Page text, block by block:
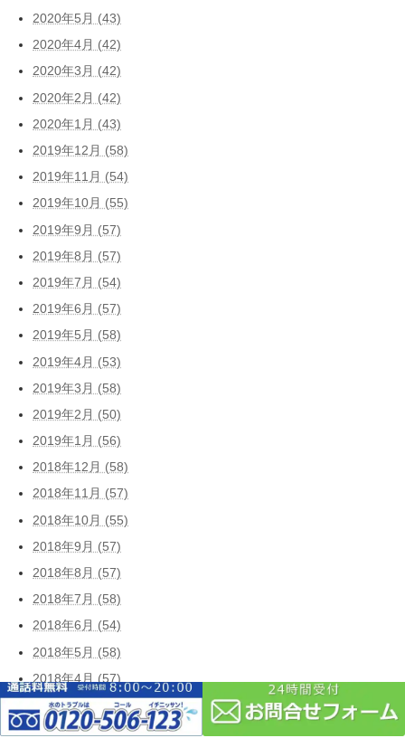
2020年5月 (43)
2020年4月 (42)
2020年3月 (42)
2020年2月 (42)
2020年1月 (43)
2019年12月 (58)
2019年11月 (54)
2019年10月 (55)
2019年9月 (57)
2019年8月 (57)
2019年7月 (54)
2019年6月 (57)
2019年5月 (58)
2019年4月 (53)
2019年3月 (58)
2019年2月 (50)
2019年1月 (56)
2018年12月 (58)
2018年11月 (57)
2018年10月 (55)
2018年9月 (57)
2018年8月 (57)
2018年7月 (58)
2018年6月 (54)
2018年5月 (58)
2018年4月 (57)
2018年3月 (58)
2018年2月 (52)